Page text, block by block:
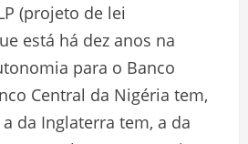
(projeto de lei
está há dez anos na
para o Banco
Central da Nigéria tem,
da Inglaterra tem, a da